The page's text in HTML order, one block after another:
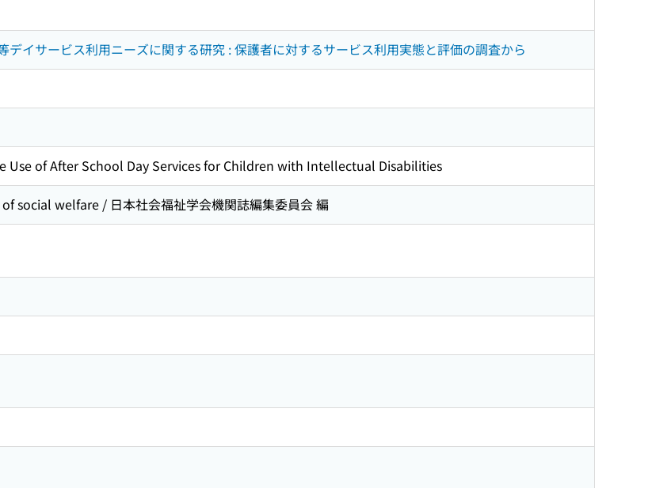
デイサービス利用ニーズに関する研究 : 保護者に対するサービス利用実態と評価の調査から
Use of After School Day Services for Children with Intellectual Disabilities
social welfare / 日本社会福祉学会機関誌編集委員会 編